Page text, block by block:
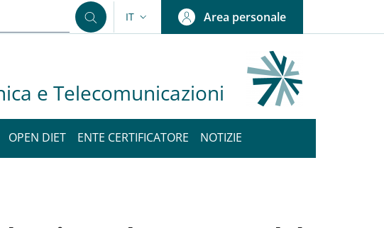
SELETTORE LINGUA: CURRENT LANGUAGE
IT Area personale
e Telecomunicazioni
OPEN DIET ENTE CERTIFICATORE NOTIZIE